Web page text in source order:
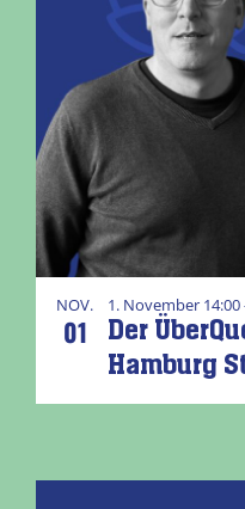
NOV.
01
1. November
Der
Hamburg